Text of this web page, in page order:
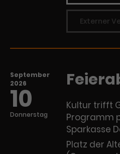
Externer
September
2026
10
Donnerstag
Kultur trifft
Programm
Sparkasse
Platz der